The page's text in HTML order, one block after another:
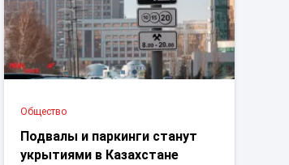
Общество
Подвалы и паркинги станут
укрытиями в Казахстане